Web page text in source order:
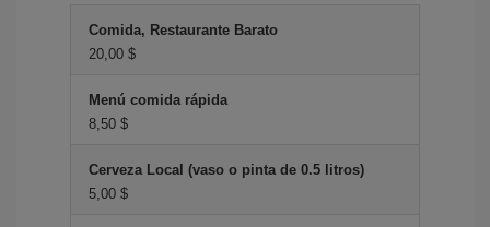
Comida, Restaurante Barato
20,00 $
Menú comida rápida
8,50 $
Cerveza Local (vaso o pinta de 0.5 litros)
5,00 $